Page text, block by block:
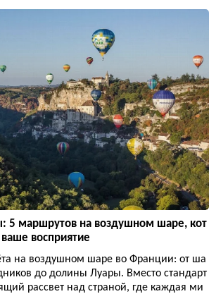
5 маршрутов на воздушном шаре, кот
восприятие
на воздушном шаре во Франции: от ша
до долины Луары. Вместо стандарт
рассвет над страной, где каждая ми